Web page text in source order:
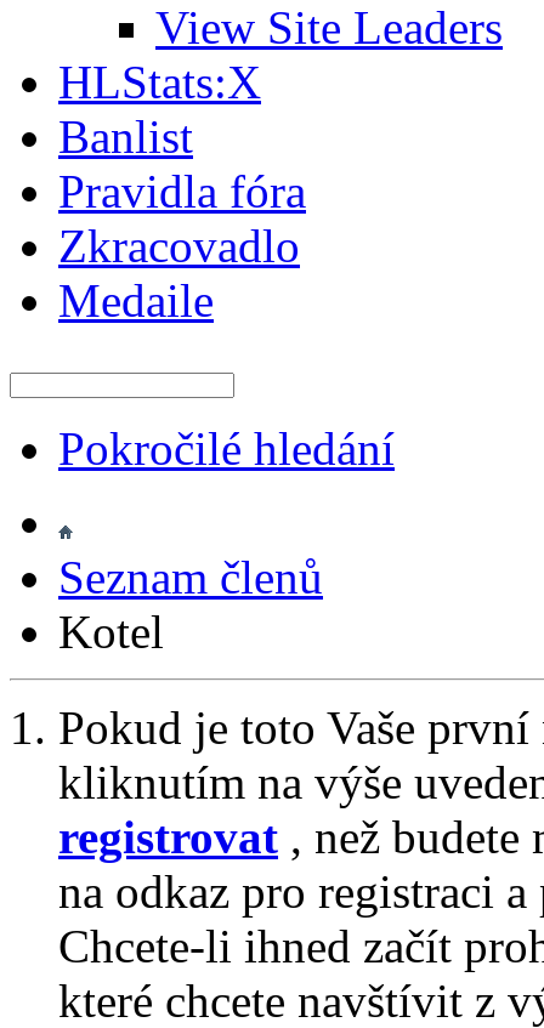
View Site Leaders
HLStats:X
Banlist
Pravidla fóra
Zkracovadlo
Medaile
Pokročilé hledání
Seznam členů
Kotel
Pokud je toto Vaše
kliknutím na výše
registrovat , než
na odkaz pro registraci
Chcete-li ihned začít
které chcete navštívit z